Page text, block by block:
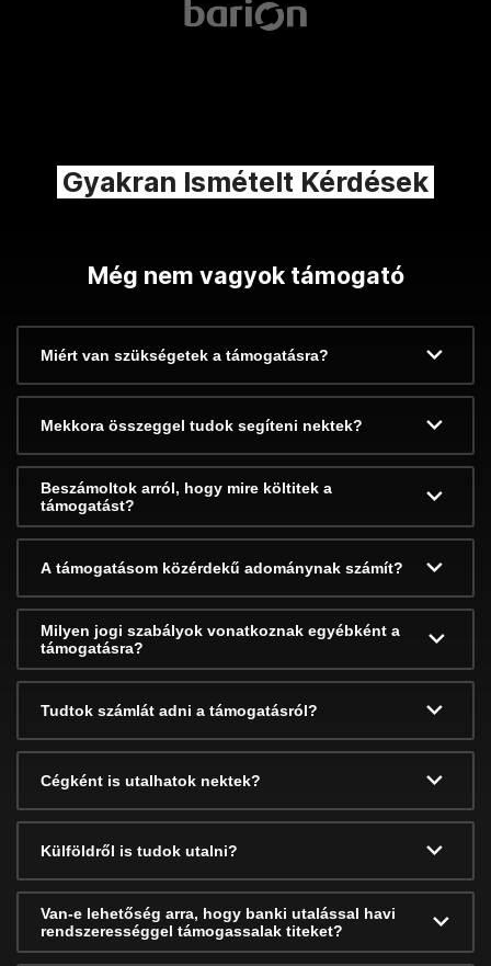
Gyakran Ismételt Kérdések
Még nem vagyok támogató
Miért van szükségetek a támogatásra?
Mekkora összeggel tudok segíteni nektek?
Beszámoltok arról, hogy mire költitek a
támogatást?
A támogatásom közérdekű adománynak számít?
Milyen jogi szabályok vonatkoznak egyébként a
támogatásra?
Tudtok számlát adni a támogatásról?
Cégként is utalhatok nektek?
Külföldről is tudok utalni?
Van-e lehetőség arra, hogy banki utalással havi
rendszerességgel támogassalak titeket?